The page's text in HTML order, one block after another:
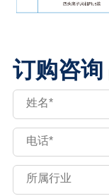
订购咨询